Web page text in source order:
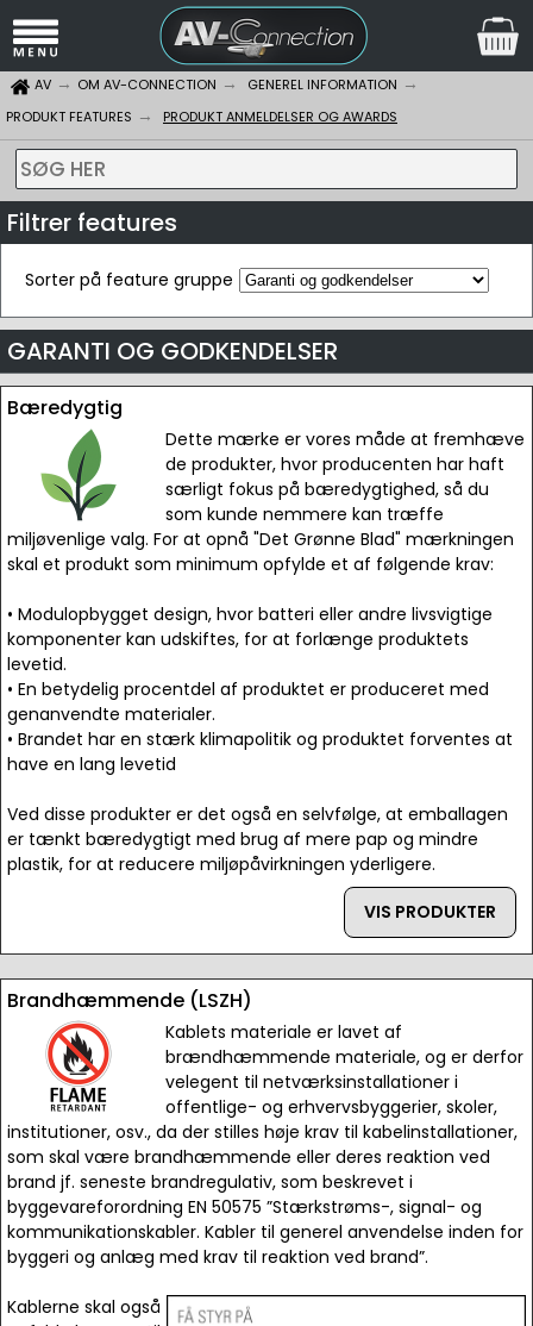
AV OM AV-CONNECTION
GENEREL INFORMATION
PRODUKT FEATURES
PRODUKT ANMELDELSER OG AWARDS
SØG HER
Filtrer features
Sorter på feature gruppe
GARANTI OG GODKENDELSER
Bæredygtig
Dette mærke er vores måde at fremhæve
de produkter, hvor producenten har haft
særligt fokus på bæredygtighed, så du
som kunde nemmere kan træffe
miljøvenlige valg. For at opnå "Det Grønne Blad" mærkningen
skal et produkt som minimum opfylde et af følgende krav:
• Modulopbygget design, hvor batteri eller andre livsvigtige
komponenter kan udskiftes, for at forlænge produktets
levetid.
• En betydelig procentdel af produktet er produceret med
genanvendte materialer.
• Brandet har en stærk klimapolitik og produktet forventes at
have en lang levetid
Ved disse produkter er det også en selvfølge, at emballagen
er tænkt bæredygtigt med brug af mere pap og mindre
plastik, for at reducere miljøpåvirkningen yderligere.
VIS PRODUKTER
Brandhæmmende (LSZH)
Kablets materiale er lavet af
brændhæmmende materiale, og er derfor
velegent til netværksinstallationer i
offentlige- og erhvervsbyggerier, skoler,
institutioner, osv., da der stilles høje krav til kabelinstallationer,
som skal være brandhæmmende eller deres reaktion ved
brand jf. seneste brandregulativ, som beskrevet i
byggevareforordning EN 50575 ”Stærkstrøms-, signal- og
kommunikationskabler. Kabler til generel anvendelse inden for
byggeri og anlæg med krav til reaktion ved brand”.
Kablerne skal også